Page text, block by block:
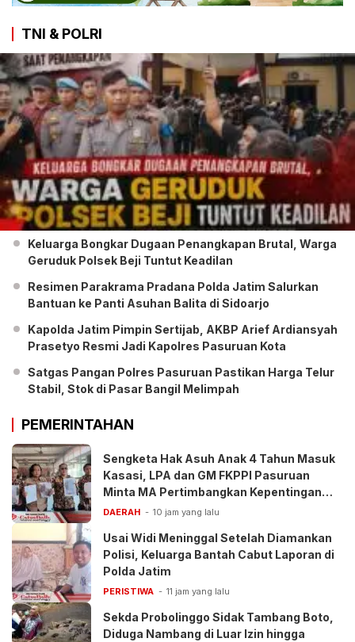
TNI & POLRI
Keluarga Bongkar Dugaan Penangkapan Brutal, Warga
Geruduk Polsek Beji Tuntut Keadilan
Resimen Parakrama Pradana Polda Jatim Salurkan
Bantuan ke Panti Asuhan Balita di Sidoarjo
Kapolda Jatim Pimpin Sertijab, AKBP Arief Ardiansyah
Prasetyo Resmi Jadi Kapolres Pasuruan Kota
Satgas Pangan Polres Pasuruan Pastikan Harga Telur
Stabil, Stok di Pasar Bangil Melimpah
PEMERINTAHAN
Sengketa Hak Asuh Anak 4 Tahun Masuk
Kasasi, LPA dan GM FKPPI Pasuruan
Minta MA Pertimbangkan Kepentingan
Anak
DAERAH 10 jam yang lalu
Usai Widi Meninggal Setelah Diamankan
Polisi, Keluarga Bantah Cabut Laporan di
Polda Jatim
PERISTIWA 11 jam yang lalu
Sekda Probolinggo Sidak Tambang Boto,
Diduga Nambang di Luar Izin hingga